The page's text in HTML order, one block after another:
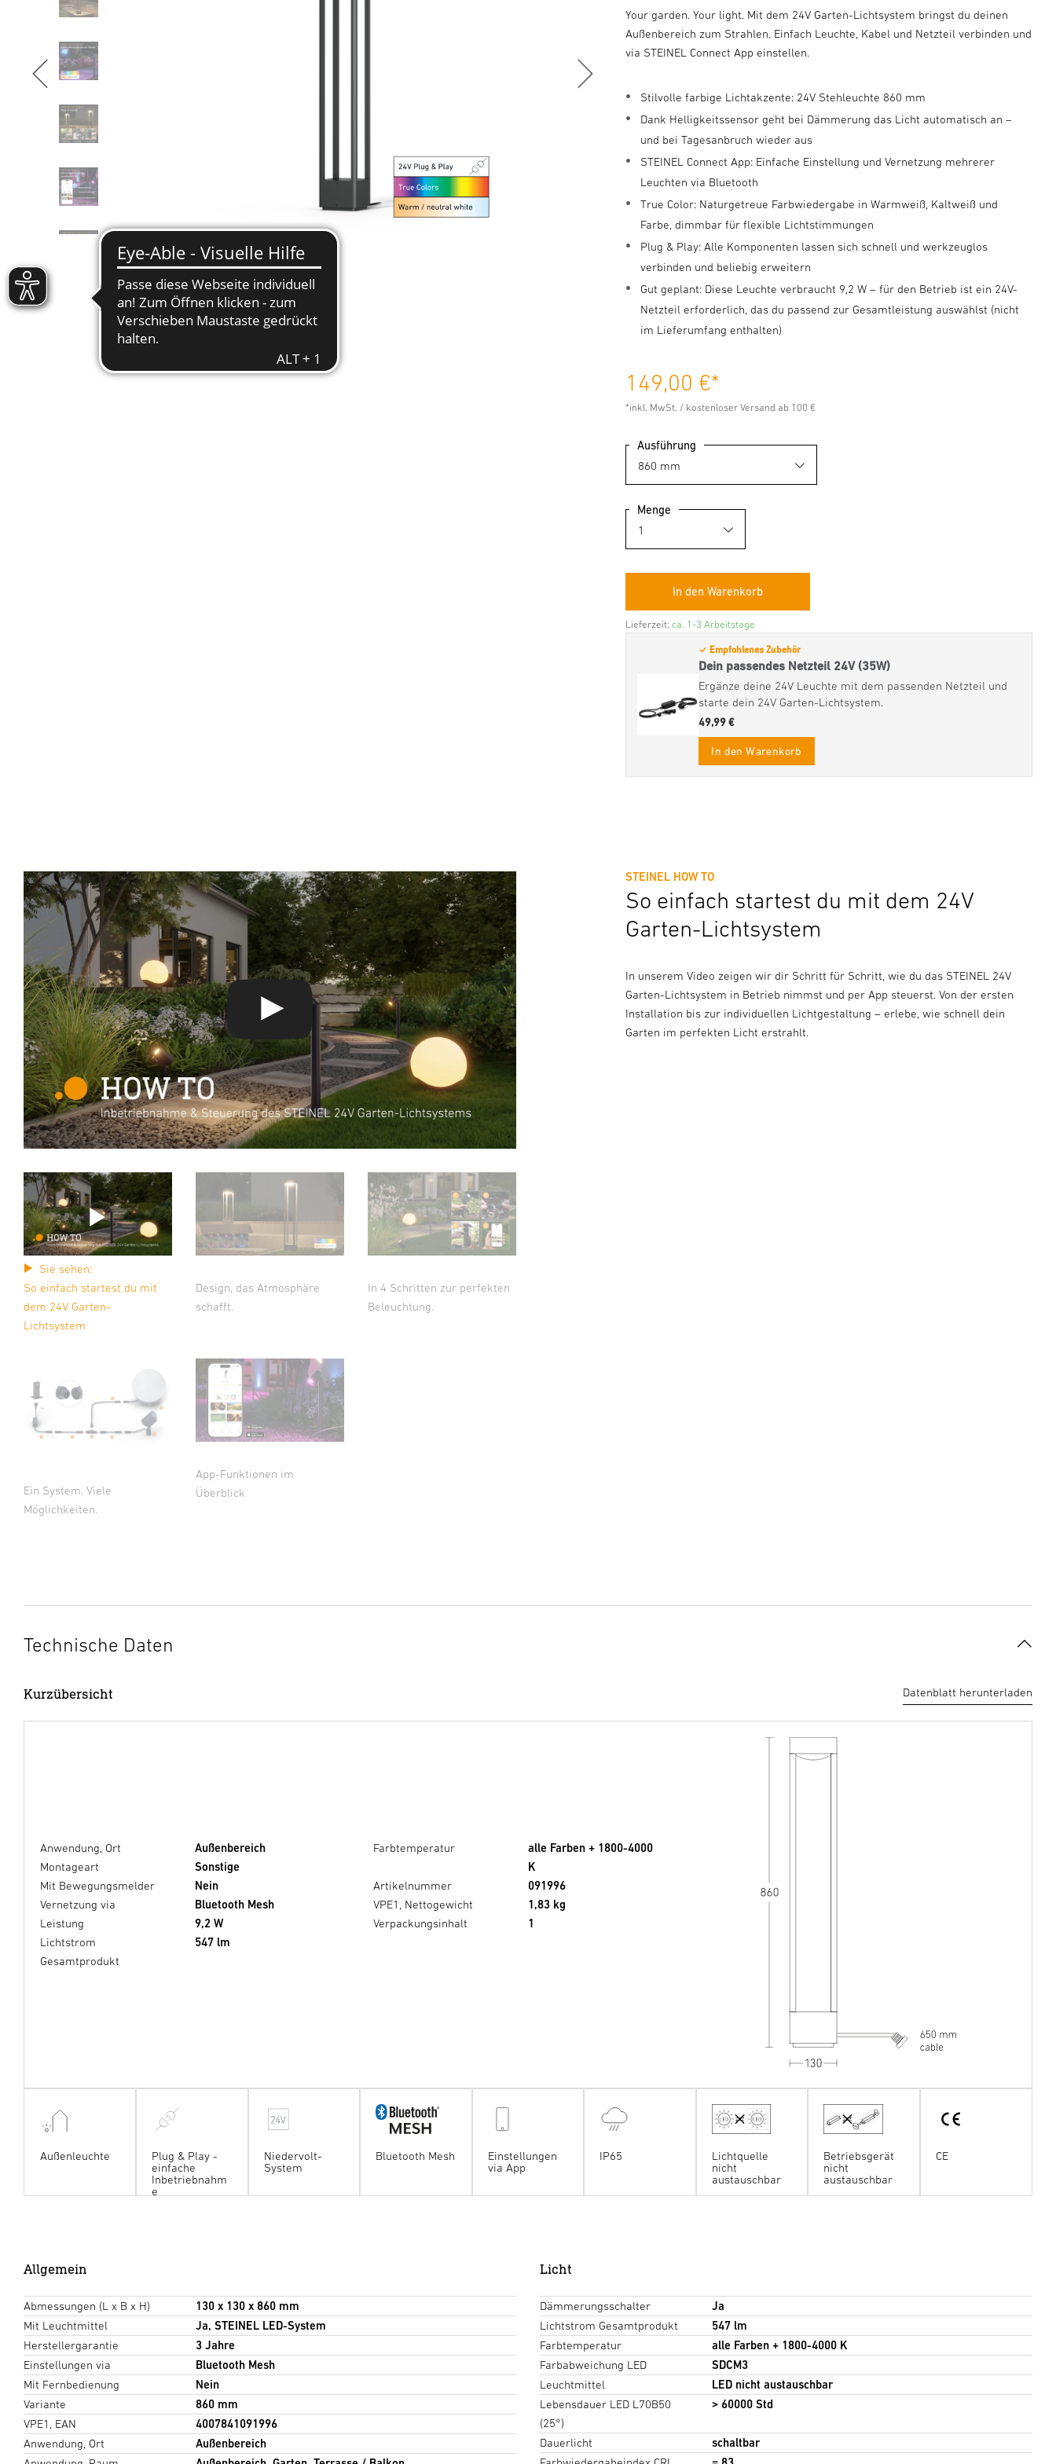
Your garden. Your light. Mit dem 24V Garten-Lichtsystem bringst du deinen
Außenbereich zum Strahlen. Einfach Leuchte, Kabel und Netzteil verbinden und
via STEINEL Connect App einstellen.
Stilvolle farbige Lichtakzente: 24V Stehleuchte 860 mm
Dank Helligkeitssensor geht bei Dämmerung das Licht automatisch an –
und bei Tagesanbruch wieder aus
STEINEL Connect App: Einfache Einstellung und Vernetzung mehrerer
Leuchten via Bluetooth
True Color: Naturgetreue Farbwiedergabe in Warmweiß, Kaltweiß und
Farbe, dimmbar für flexible Lichtstimmungen
Plug & Play: Alle Komponenten lassen sich schnell und werkzeuglos
verbinden und beliebig erweitern
Gut geplant: Diese Leuchte verbraucht 9,2 W – für den Betrieb ist ein 24V-
Netzteil erforderlich, das du passend zur Gesamtleistung auswählst (nicht
im Lieferumfang enthalten)
149,00 €*
*inkl. MwSt. / kostenloser Versand ab 100 €
Ausführung
Menge
Lieferzeit: ca. 1-3 Arbeitstage
✓ Empfohlenes Zubehör
Dein passendes Netzteil 24V (35W)
Ergänze deine 24V Leuchte mit dem passenden Netzteil und
starte dein 24V Garten-Lichtsystem.
49,99 €
In den Warenkorb
Sie sehen:
So einfach startest du mit
dem 24V Garten-
Lichtsystem
Design, das Atmosphäre
schafft.
In 4 Schritten zur perfekten
Beleuchtung.
Ein System. Viele
Möglichkeiten.
App-Funktionen im
Überblick
STEINEL HOW TO
So einfach startest du mit dem 24V
Garten-Lichtsystem
In unserem Video zeigen wir dir Schritt für Schritt, wie du das STEINEL 24V
Garten-Lichtsystem in Betrieb nimmst und per App steuerst. Von der ersten
Installation bis zur individuellen Lichtgestaltung – erlebe, wie schnell dein
Garten im perfekten Licht erstrahlt.
Technische Daten
Kurzübersicht Datenblatt herunterladen
Anwendung, Ort
Außenbereich
Montageart
Sonstige
Mit Bewegungsmelder
Nein
Vernetzung via
Bluetooth Mesh
Leistung
9,2 W
Lichtstrom
Gesamtprodukt
547 lm
Farbtemperatur
alle Farben + 1800-4000
K
Artikelnummer
091996
VPE1, Nettogewicht
1,83 kg
Verpackungsinhalt
1
Außenleuchte
Plug & Play -
einfache
Inbetriebnahm
e
Niedervolt-
System
Bluetooth Mesh
Einstellungen
via App
IP65
Lichtquelle
nicht
austauschbar
Betriebsgerät
nicht
austauschbar
CE
Allgemein
Abmessungen (L x B x H)
130 x 130 x 860 mm
Mit Leuchtmittel
Ja, STEINEL LED-System
Herstellergarantie
3 Jahre
Einstellungen via
Bluetooth Mesh
Mit Fernbedienung
Nein
Variante
860 mm
VPE1, EAN
4007841091996
Anwendung, Ort
Außenbereich
Licht
Dämmerungsschalter
Ja
Lichtstrom Gesamtprodukt
547 lm
Farbtemperatur
alle Farben + 1800-4000 K
Farbabweichung LED
SDCM3
Leuchtmittel
LED nicht austauschbar
Lebensdauer LED L70B50
(25°)
> 60000 Std
Dauerlicht
schaltbar